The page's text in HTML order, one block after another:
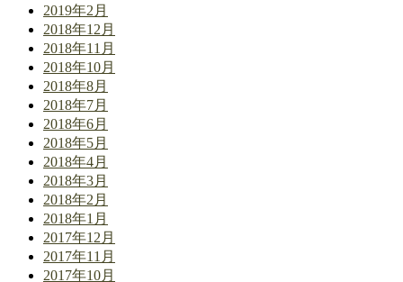
2019年2月
2018年12月
2018年11月
2018年10月
2018年8月
2018年7月
2018年6月
2018年5月
2018年4月
2018年3月
2018年2月
2018年1月
2017年12月
2017年11月
2017年10月